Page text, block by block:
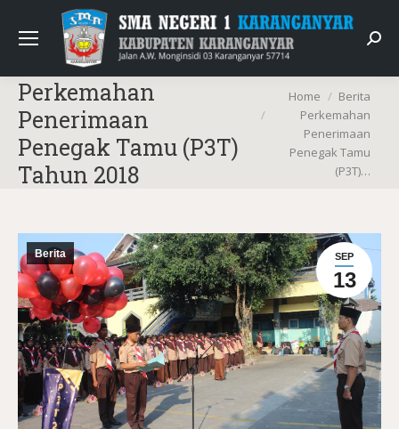
Perkemahan
Penerimaan
Penegak Tamu (P3T)
Tahun 2018
You are here:
Home
Berita
Perkemahan
Penerimaan
Penegak Tamu
(P3T)…
SEP
13
Berita